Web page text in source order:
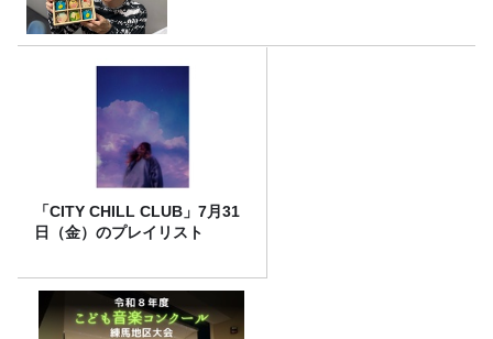
「CITY CHILL CLUB」7月31
日（金）のプレイリスト